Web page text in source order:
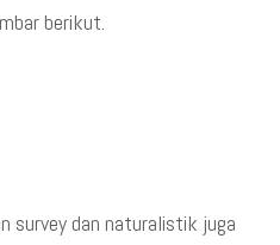
berikut.
survey dan naturalistik juga